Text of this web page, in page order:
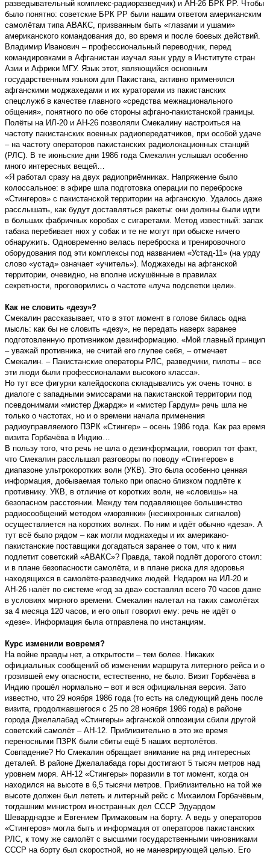
разведывательный комплекс-радиоразведчик) и АН-26 БРК РР. Чтобы
было понятно: советские БРК РР были нашим ответом американским
самолётам типа АВАКС, призванным быть «глазами и ушами»
американского командования до, во время и после боевых действий.
Владимир Иванович – профессиональный переводчик, перед
командировками в Афганистан изучал язык урду в Институте стран
Азии и Африки МГУ. Язык этот, являющийся основным
государственным языком для Пакистана, активно применялся
афганскими моджахедами и их кураторами из пакистанских
спецслужб в качестве главного «средства межнационального
общения», понятного по обе стороны афгано-пакистанской границы.
Полёты на ИЛ-20 и АН-26 позволяли Смекалину настроиться на
частоту пакистанских военных радиопередатчиков, при особой удаче
– на частоту операторов пакистанских радиолокационных станций
(РЛС). В те июньские дни 1986 года Смекалин услышал особенно
много интересных вещей…
«Я работал сразу на двух радиоприёмниках. Напряжение было
колоссальное: в эфире шла подготовка операции по переброске
«Стингеров» с пакистанской территории на афганскую. Удалось даже
расслышать, как будут доставляться ракеты: они должны были идти
в больших фабричных коробах с сигаретами. Метод известный: запах
табака перебивает нюх у собак и те не могут при обыске ничего
обнаружить. Одновременно велась переброска и тренировочного
оборудования под эти комплексы под названием «Устад-11» (на урду
слово «устад» означает «учитель»). Моджахеды на афганской
территории, очевидно, не вполне искушённые в правилах
секретности, проговорились о частоте «луча подсветки цели».
Как не словить «дезу»?
Смекалин рассказывает, что в этот момент в голове билась одна
мысль: как бы не словить «дезу», не передать наверх заранее
подготовленную противником дезинформацию. «Мой главный принцип
– уважай противника, не считай его глупее себя, – отмечает
Смекалин. – Пакистанские операторы РЛС, разведчики, пилоты – все
эти люди были профессионалами высокого класса».
Но тут все фигурки калейдоскопа складывались уж очень точно: в
диалоге с западными эмиссарами на пакистанской территории под
псевдонимами «мистер Джардж» и «мистер Гардум» речь шла не
только о частотах, но и о времени начала применения
радиоуправляемого ПЗРК «Стингер» – осень 1986 года. Как раз время
визита Горбачёва в Индию…
В пользу того, что речь не шла о дезинформации, говорил тот факт,
что Смекалин расслышал разговоры по поводу «Стингеров» в
диапазоне ультрокоротких волн (УКВ). Это была особенно ценная
информация, добываемая только при опасно близком подлёте к
противнику. УКВ, в отличие от коротких волн, не «словишь» на
безопасном расстоянии. Между тем подавляющее большинство
радиосообщений методом «морзянки» (несинхронных сигналов)
осуществляется на коротких волнах. По ним и идёт обычно «деза». А
тут всё было рядом – как могли моджахеды и их американо-
пакистанские поставщики догадаться заранее о том, что к ним
подлетит советский «АВАКС»? Правда, такой подлёт дорогого стоил:
и в плане безопасности самолёта, и в плане риска для здоровья
находящихся в самолёте-разведчике людей. Недаром на ИЛ-20 и
АН-26 налёт по системе «год за два» составлял всего 70 часов даже
в условиях мирного времени. Смекалин налетал на таких самолётах
за 4 месяца 120 часов, и его опыт говорил ему: речь не идёт о
«дезе». Информация была отправлена по инстанциям.
Курс изменили вовремя?
На войне правды нет, а открытости – тем более. Никаких
официальных сообщений об изменении маршрута литерного рейса и о
грозившей ему опасности, естественно, не было. Визит Горбачёва в
Индию прошёл нормально – вот и вся официальная версия. Зато
известно, что 29 ноября 1986 года (то есть на следующий день после
визита, продолжавшегося с 25 по 28 ноября 1986 года) в районе
города Джелалабад «Стингеры» афганской оппозиции сбили другой
советский самолёт – АН-12. Приблизительно в это же время
переносными ПЗРК были сбиты ещё 5 наших вертолётов.
Совпадение? Но Смекалин обращает внимание на ряд интересных
деталей. В районе Джелалабада горы достигают 5 тысяч метров над
уровнем моря. АН-12 «Стингеры» поразили в тот момент, когда он
находился на высоте в 6,5 тысячи метров. Приблизительно на той же
высоте должен был лететь и литерный рейс с Михаилом Горбачёвым,
тогдашним министром иностранных дел СССР Эдуардом
Шеварднадзе и Евгением Примаковым на борту. А ведь у операторов
«Стингеров» могла быть и информация от операторов пакистанских
РЛС, к тому же самолёт с высшими государственными чиновниками
СССР на борту был скоростной, но не маневрирующей целью. Его